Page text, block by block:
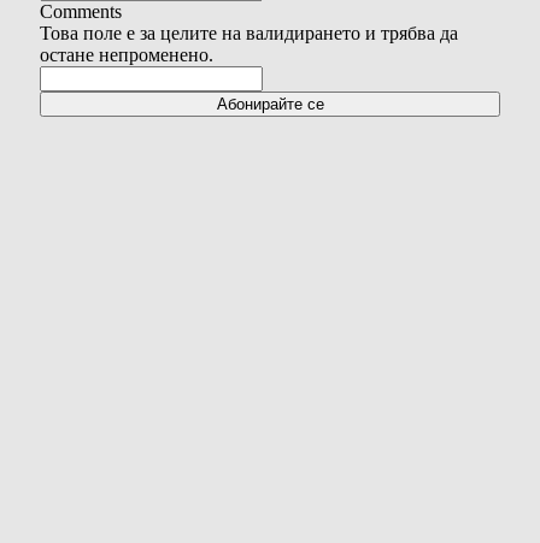
Comments
Това поле е за целите на валидирането и трябва да
остане непроменено.